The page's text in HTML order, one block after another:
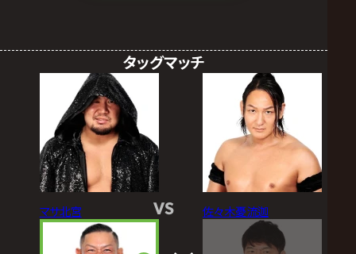
タッグマッチ
マサ北宮 VS 佐々木憂流迦